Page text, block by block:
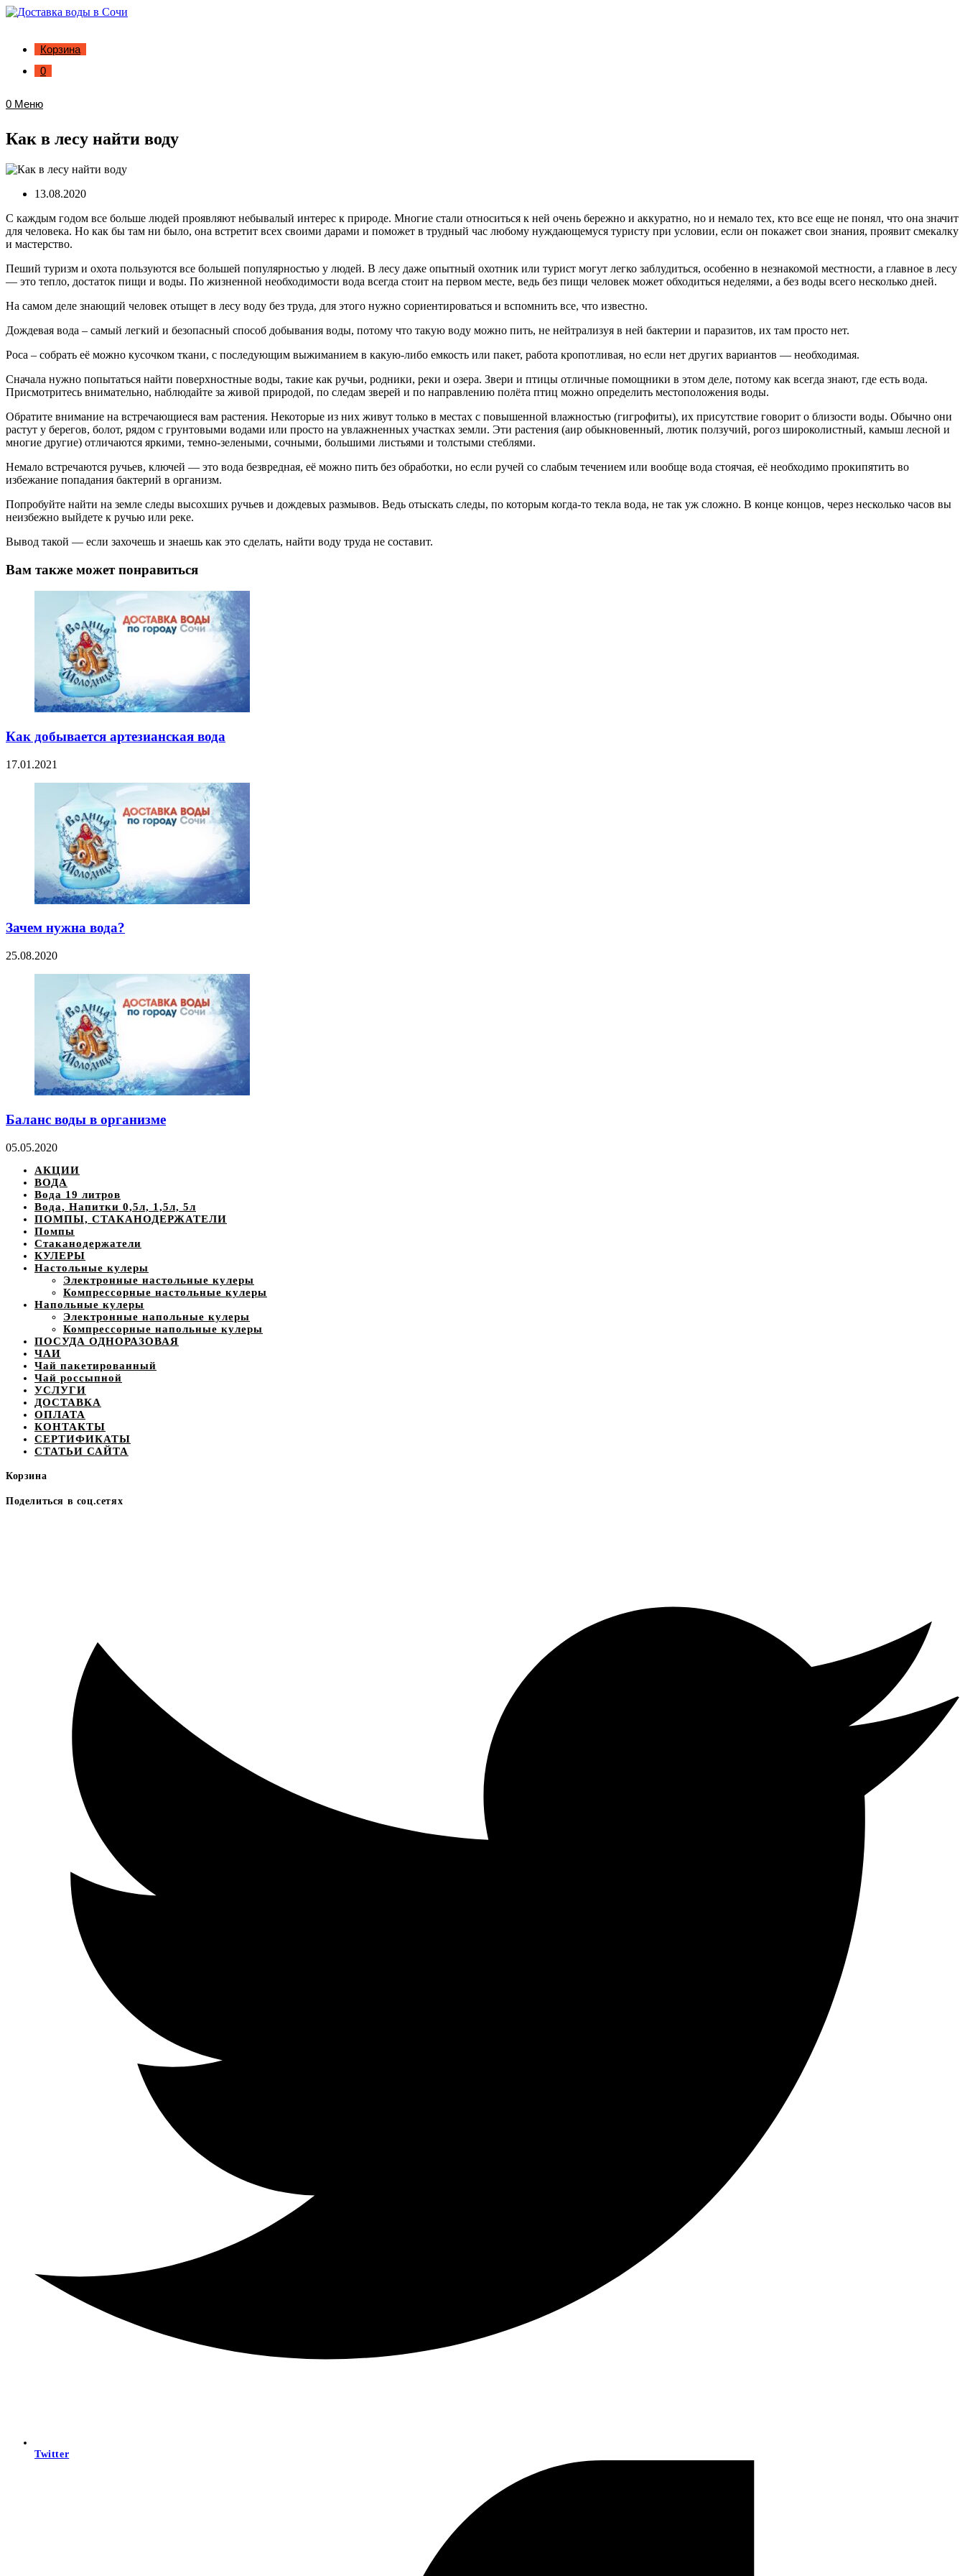
Корзина
0
0 Меню
Как в лесу найти воду
13.08.2020
С каждым годом все больше людей проявляют небывалый интерес к природе. Многие стали относиться к ней очень бережно и аккуратно, но и немало тех, кто все еще не понял, что она значит
для человека. Но как бы там ни было, она встретит всех своими дарами и поможет в трудный час любому нуждающемуся туристу при условии, если он покажет свои знания, проявит смекалку
и мастерство.
Пеший туризм и охота пользуются все большей популярностью у людей. В лесу даже опытный охотник или турист могут легко заблудиться, особенно в незнакомой местности, а главное в лесу
— это тепло, достаток пищи и воды. По жизненной необходимости вода всегда стоит на первом месте, ведь без пищи человек может обходиться неделями, а без воды всего несколько дней.
На самом деле знающий человек отыщет в лесу воду без труда, для этого нужно сориентироваться и вспомнить все, что известно.
Дождевая вода – самый легкий и безопасный способ добывания воды, потому что такую воду можно пить, не нейтрализуя в ней бактерии и паразитов, их там просто нет.
Роса – собрать её можно кусочком ткани, с последующим выжиманием в какую-либо емкость или пакет, работа кропотливая, но если нет других вариантов — необходимая.
Сначала нужно попытаться найти поверхностные воды, такие как ручьи, родники, реки и озера. Звери и птицы отличные помощники в этом деле, потому как всегда знают, где есть вода.
Присмотритесь внимательно, наблюдайте за живой природой, по следам зверей и по направлению полёта птиц можно определить местоположения воды.
Обратите внимание на встречающиеся вам растения. Некоторые из них живут только в местах с повышенной влажностью (гигрофиты), их присутствие говорит о близости воды. Обычно они
растут у берегов, болот, рядом с грунтовыми водами или просто на увлажненных участках земли. Эти растения (аир обыкновенный, лютик ползучий, рогоз широколистный, камыш лесной и
многие другие) отличаются яркими, темно-зелеными, сочными, большими листьями и толстыми стеблями.
Немало встречаются ручьев, ключей — это вода безвредная, её можно пить без обработки, но если ручей со слабым течением или вообще вода стоячая, её необходимо прокипятить во
избежание попадания бактерий в организм.
Попробуйте найти на земле следы высохших ручьев и дождевых размывов. Ведь отыскать следы, по которым когда-то текла вода, не так уж сложно. В конце концов, через несколько часов вы
неизбежно выйдете к ручью или реке.
Вывод такой — если захочешь и знаешь как это сделать, найти воду труда не составит.
Вам также может понравиться
Как добывается артезианская вода
17.01.2021
Зачем нужна вода?
25.08.2020
Баланс воды в организме
05.05.2020
АКЦИИ
ВОДА
Вода 19 литров
Вода, Напитки 0,5л, 1,5л, 5л
ПОМПЫ, СТАКАНОДЕРЖАТЕЛИ
Помпы
Стаканодержатели
КУЛЕРЫ
Настольные кулеры
Электронные настольные кулеры
Компрессорные настольные кулеры
Напольные кулеры
Электронные напольные кулеры
Компрессорные напольные кулеры
ПОСУДА ОДНОРАЗОВАЯ
ЧАИ
Чай пакетированный
Чай россыпной
УСЛУГИ
ДОСТАВКА
ОПЛАТА
КОНТАКТЫ
СЕРТИФИКАТЫ
СТАТЬИ САЙТА
Корзина
Поделиться в соц.сетях
Twitter